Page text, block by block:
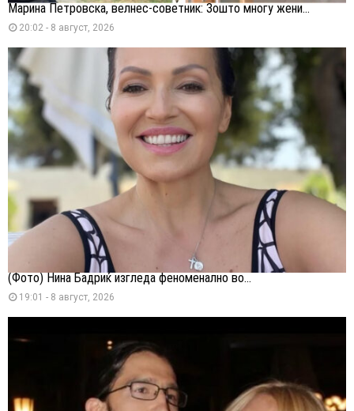
Марина Петровска, велнес-советник: Зошто многу жени...
20:02 - 8 август, 2026
(Фото) Нина Бадриќ изгледа феноменално во...
19:01 - 8 август, 2026